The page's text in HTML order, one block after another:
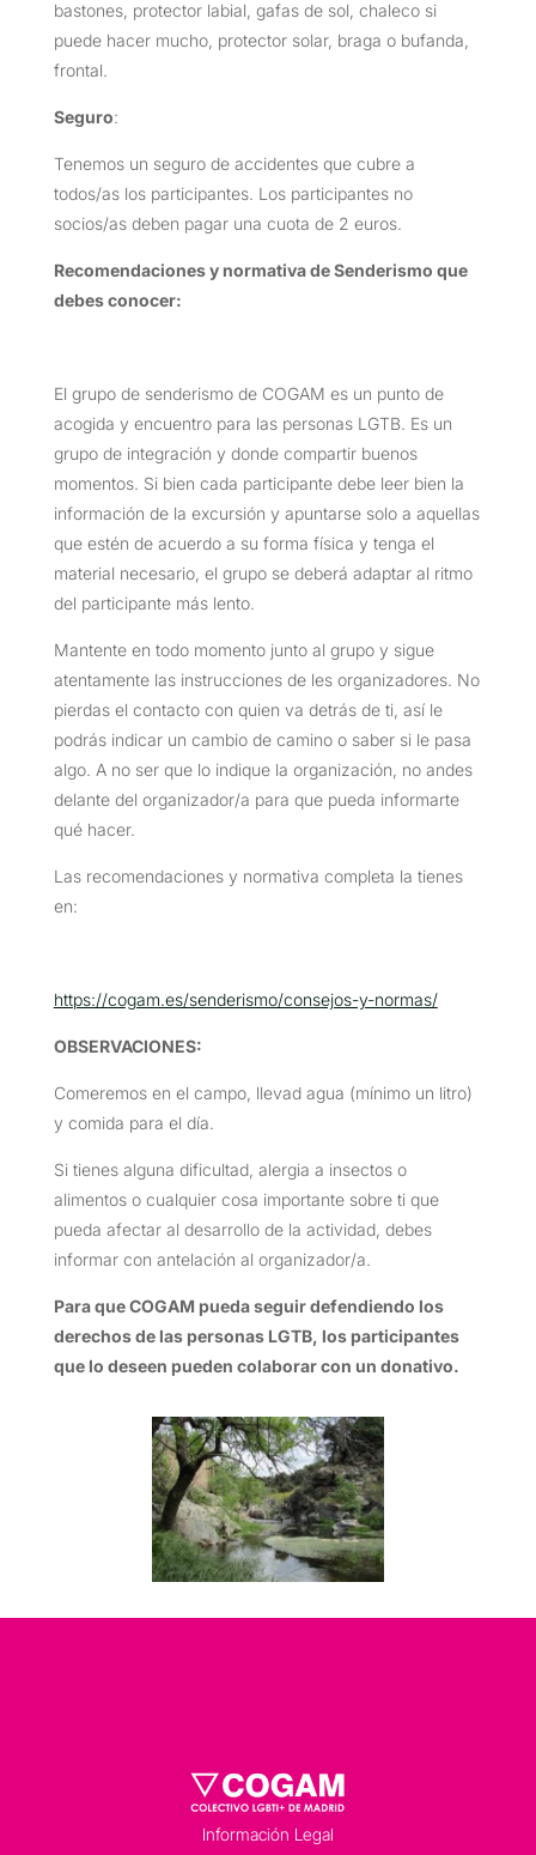
bastones, protector labial, gafas de sol, chaleco si
puede hacer mucho, protector solar, braga o bufanda,
frontal.
Seguro:
Tenemos un seguro de accidentes que cubre a
todos/as los participantes. Los participantes no
socios/as deben pagar una cuota de 2 euros.
Recomendaciones y normativa de Senderismo que
debes conocer:
El grupo de senderismo de COGAM es un punto de
acogida y encuentro para las personas LGTB. Es un
grupo de integración y donde compartir buenos
momentos. Si bien cada participante debe leer bien la
información de la excursión y apuntarse solo a aquellas
que estén de acuerdo a su forma física y tenga el
material necesario, el grupo se deberá adaptar al ritmo
del participante más lento.
Mantente en todo momento junto al grupo y sigue
atentamente las instrucciones de les organizadores. No
pierdas el contacto con quien va detrás de ti, así le
podrás indicar un cambio de camino o saber si le pasa
algo. A no ser que lo indique la organización, no andes
delante del organizador/a para que pueda informarte
qué hacer.
Las recomendaciones y normativa completa la tienes
en:
https://cogam.es/senderismo/consejos-y-normas/
OBSERVACIONES:
Comeremos en el campo, llevad agua (mínimo un litro)
y comida para el día.
Si tienes alguna dificultad, alergia a insectos o
alimentos o cualquier cosa importante sobre ti que
pueda afectar al desarrollo de la actividad, debes
informar con antelación al organizador/a.
Para que COGAM pueda seguir defendiendo los
derechos de las personas LGTB, los participantes
que lo deseen pueden colaborar con un donativo.
Información Legal